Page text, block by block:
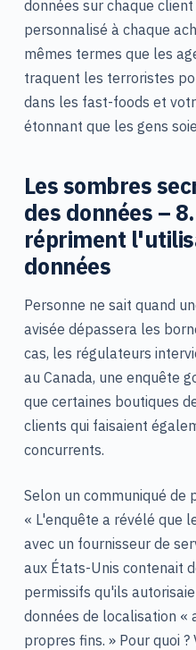
données sur chaque
personnalisé à chaque
mêmes termes que les
traquent les terroristes
dans les fast-foods et
étonnant que les gens
Les sombres
des données –
répriment
données
Personne ne sait quand
avisée dépassera les
cas, les régulateurs
au Canada, une enquête
que certaines boutiques
clients qui faisaient
concurrents.
Selon un communiqué de
« L'enquête a révélé que
avec un fournisseur de
aux États-Unis contenait
permissifs qu'ils
données de localisation «
propres fins. » Pour quoi